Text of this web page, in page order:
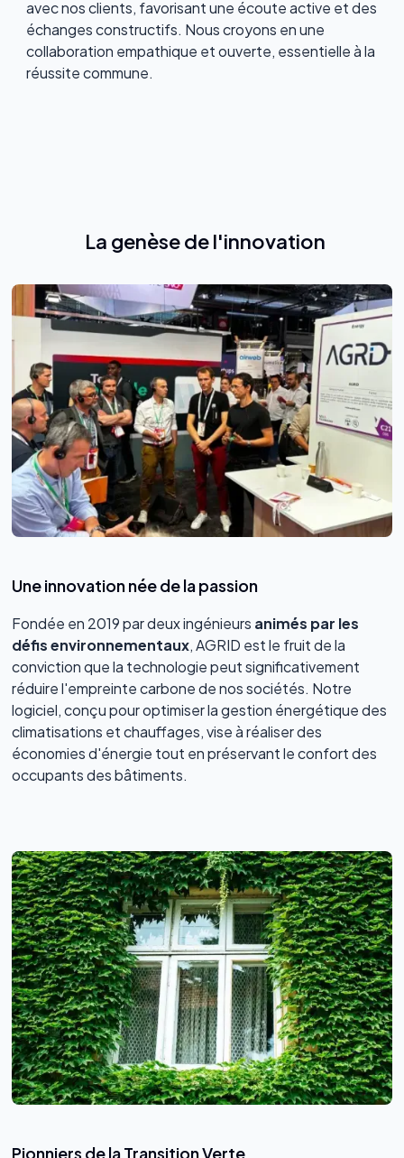
avec nos clients, favorisant une écoute active et des
échanges constructifs. Nous croyons en une
collaboration empathique et ouverte, essentielle à la
réussite commune.
La genèse de l'innovation
Une innovation née de la passion
Fondée en 2019 par deux ingénieurs animés par les
défis environnementaux, AGRID est le fruit de la
conviction que la technologie peut significativement
réduire l'empreinte carbone de nos sociétés. Notre
logiciel, conçu pour optimiser la gestion énergétique des
climatisations et chauffages, vise à réaliser des
économies d'énergie tout en préservant le confort des
occupants des bâtiments.
Pionniers de la Transition Verte